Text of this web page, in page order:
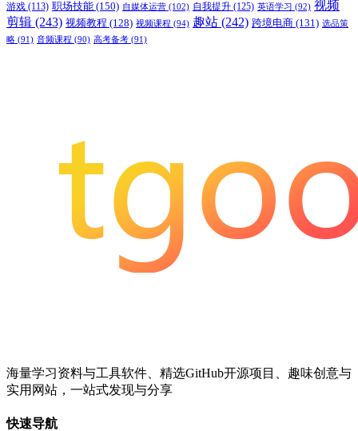
游戏 (113) 职场技能 (150) 自媒体运营 (102) 自我提升 (125) 英语学习 (92) 视频
剪辑 (243) 视频教程 (128) 视频课程 (94) 趣站 (242) 跨境电商 (131) 选品策
略 (91) 音频课程 (90) 高考备考 (91)
海量学习资料与工具软件、精选GitHub开源项目、趣味创意与
实用网站，一站式发现与分享
快速导航